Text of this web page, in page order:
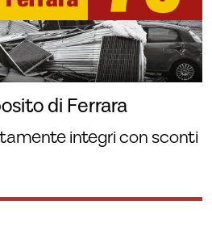
di Ferrara
integri con sconti